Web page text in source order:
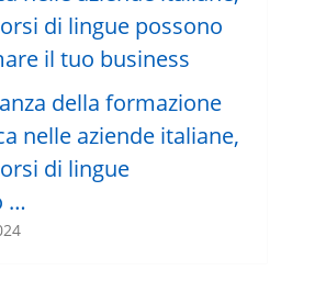
della formazione
nelle aziende italiane,
di lingue
…